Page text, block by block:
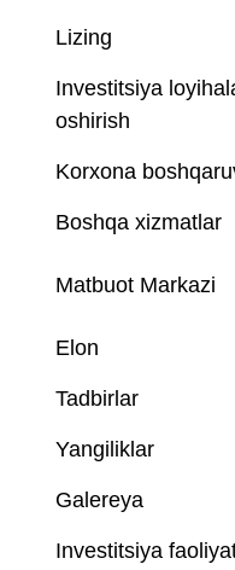
Lizing
Investitsiya
oshirish
Korxona
Boshqa xizmatlar
Matbuot Markazi
Elon
Tadbirlar
Yangiliklar
Galereya
Investitsiya